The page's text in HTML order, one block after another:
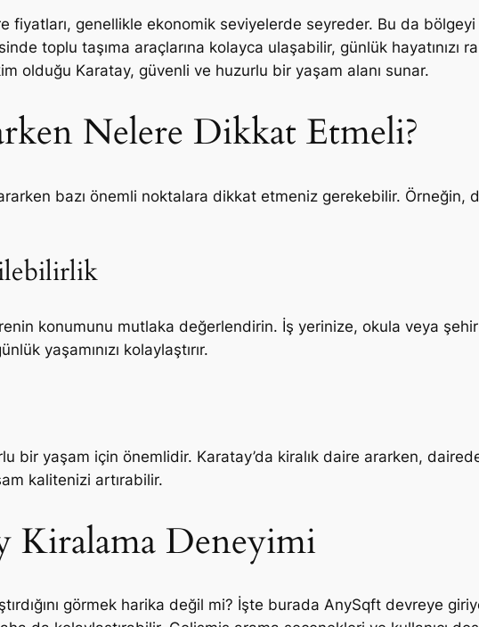
fiyatları, genellikle ekonomik seviyelerde seyreder. Bu da
toplu taşıma araçlarına kolayca ulaşabilir, günlük hayatınızı
olduğu Karatay, güvenli ve huzurlu bir yaşam alanı sunar.
Nelere Dikkat Etmeli?
bazı önemli noktalara dikkat etmeniz gerekebilir.
konumunu mutlaka değerlendirin. İş yerinize, okula veya
yaşamınızı kolaylaştırır.
bir yaşam için önemlidir. Karatay’da kiralık daire ararken,
kalitenizi artırabilir.
Kiralama Deneyimi
görmek harika değil mi? İşte burada AnySqft devreye